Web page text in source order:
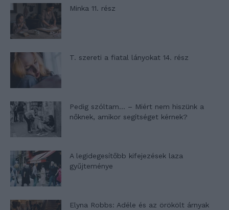
Minka 11. rész
T. szereti a fiatal lányokat 14. rész
Pedig szóltam… – Miért nem hiszünk a
nőknek, amikor segítséget kérnek?
A legidegesítőbb kifejezések laza
gyűjteménye
Elyna Robbs: Adéle és az örökölt árnyak